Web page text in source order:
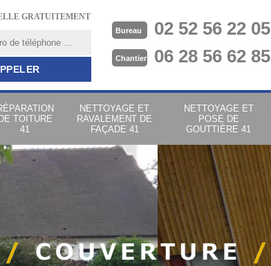
GRATUITEMENT
Bureau 02 52 56 22 05
Chantier 06 28 56 62 85
DE TOITURE
41
NETTOYAGE ET
RAVALEMENT DE
FAÇADE 41
NETTOYAGE ET
POSE DE
GOUTTIÈRE 41